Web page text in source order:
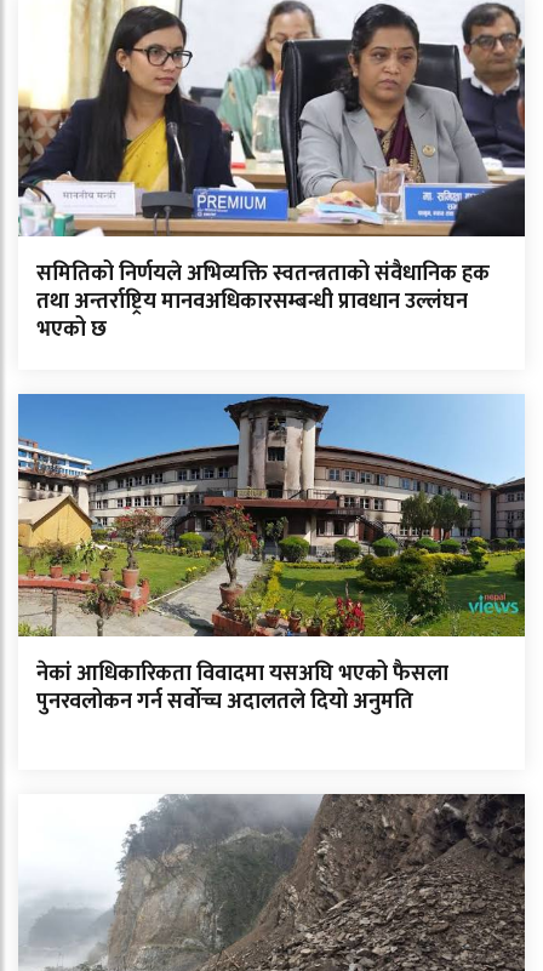
समितिको निर्णयले अभिव्यक्ति स्वतन्त्रताको संवैधानिक हक
तथा अन्तर्राष्ट्रिय मानवअधिकारसम्बन्धी प्रावधान उल्लंघन
भएको छ
नेकां आधिकारिकता विवादमा यसअघि भएको फैसला
पुनरवलोकन गर्न सर्वोच्च अदालतले दियो अनुमति